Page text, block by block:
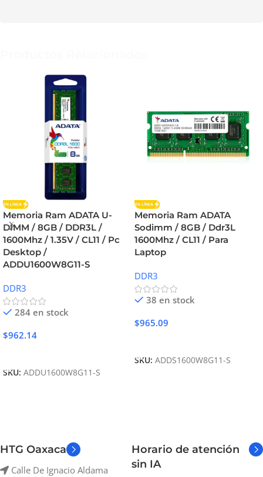
Memoria Ram ADATA U-
DIMM / 8GB / DDR3L /
1600Mhz / 1.35V / CL11 / Pc
Desktop /
ADDU1600W8G11-S
DDR3
284 en stock
$962.14
SKU: ADDU1600W8G11-S
Memoria Ram ADATA
Sodimm / 8GB / Ddr3L
1600Mhz / CL11 / Para
Laptop
DDR3
38 en stock
$965.09
SKU: ADDS1600W8G11-S
HTG Oaxaca
Calle De Ignacio Aldama
Horario de atención
sin IA